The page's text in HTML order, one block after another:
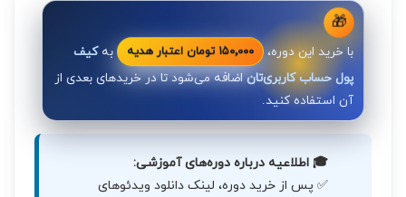
🎁
با خرید این دوره، ۱۵۰٬۰۰۰ تومان اعتبار هدیه بهکیف
پول حساب کاربری‌تاناضافه می‌شود تا در خریدهای بعدی از
آن استفاده کنید.
🎓 اطلاعیه درباره دوره‌های آموزشی:
✅ پس از خرید دوره، لینک دانلود ویدئوهای